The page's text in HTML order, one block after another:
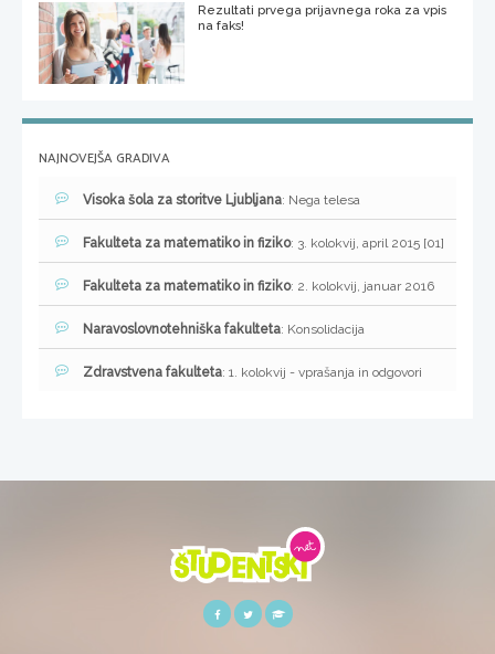
Rezultati prvega prijavnega roka za vpis
na faks!
NAJNOVEJŠA GRADIVA
Visoka šola za storitve Ljubljana: Nega telesa
Fakulteta za matematiko in fiziko: 3. kolokvij, april 2015 [01]
Fakulteta za matematiko in fiziko: 2. kolokvij, januar 2016
Naravoslovnotehniška fakulteta: Konsolidacija
Zdravstvena fakulteta: 1. kolokvij - vprašanja in odgovori